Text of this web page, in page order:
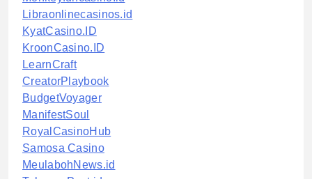
Libraonlinecasinos.id
KyatCasino.ID
KroonCasino.ID
LearnCraft
CreatorPlaybook
BudgetVoyager
ManifestSoul
RoyalCasinoHub
Samosa Casino
MeulabohNews.id